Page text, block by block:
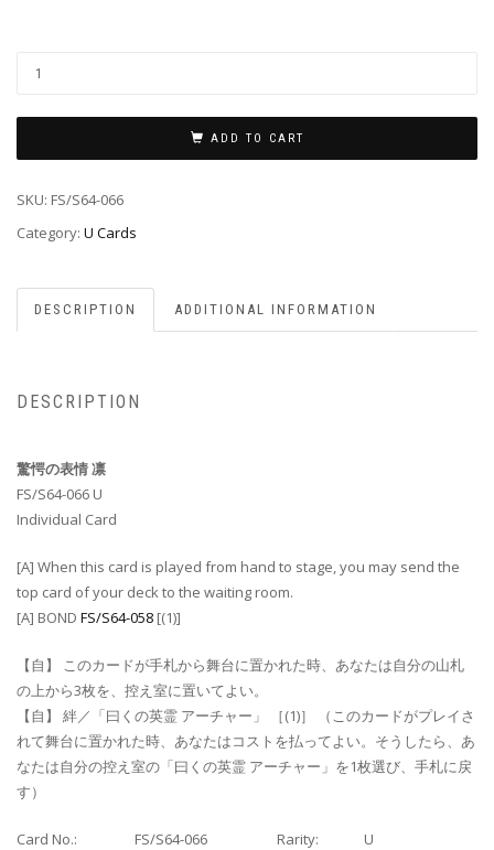
ADD TO CART
SKU: FS/S64-066
Category: U Cards
DESCRIPTION ADDITIONAL INFORMATION
DESCRIPTION
驚愕の表情 凛
FS/S64-066 U
Individual Card
[A] When this card is played from hand to stage, you may send the
top card of your deck to the waiting room.
[A] BOND FS/S64-058 [(1)]
【自】 このカードが手札から舞台に置かれた時、あなたは自分の山札
の上から3枚を、控え室に置いてよい。
【自】 絆／「曰くの英霊 アーチャー」 ［(1)］ （このカードがプレイさ
れて舞台に置かれた時、あなたはコストを払ってよい。そうしたら、あ
なたは自分の控え室の「曰くの英霊 アーチャー」を1枚選び、手札に戻
す）
Card No.: FS/S64-066 Rarity:
U